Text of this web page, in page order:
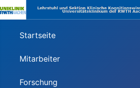
Startseite
Mitarbeiter
Forschung